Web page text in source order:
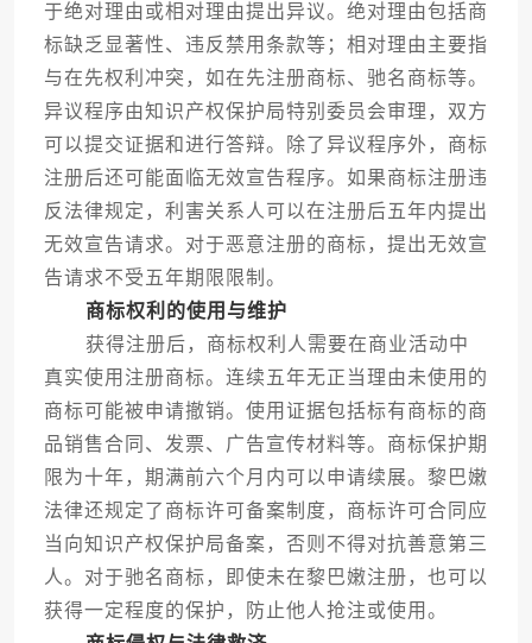
于绝对理由或相对理由提出异议。绝对理由包括商
标缺乏显著性、违反禁用条款等；相对理由主要指
与在先权利冲突，如在先注册商标、驰名商标等。
异议程序由知识产权保护局特别委员会审理，双方
可以提交证据和进行答辩。除了异议程序外，商标
注册后还可能面临无效宣告程序。如果商标注册违
反法律规定，利害关系人可以在注册后五年内提出
无效宣告请求。对于恶意注册的商标，提出无效宣
告请求不受五年期限限制。
商标权利的使用与维护
获得注册后，商标权利人需要在商业活动中
真实使用注册商标。连续五年无正当理由未使用的
商标可能被申请撤销。使用证据包括标有商标的商
品销售合同、发票、广告宣传材料等。商标保护期
限为十年，期满前六个月内可以申请续展。黎巴嫩
法律还规定了商标许可备案制度，商标许可合同应
当向知识产权保护局备案，否则不得对抗善意第三
人。对于驰名商标，即使未在黎巴嫩注册，也可以
获得一定程度的保护，防止他人抢注或使用。